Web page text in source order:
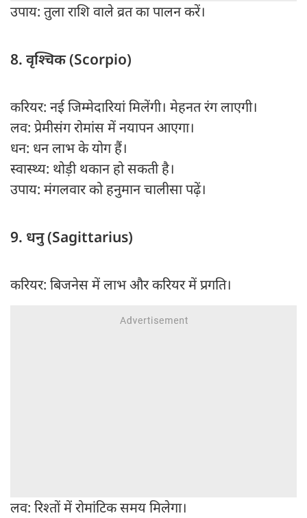
उपाय: तुला राशि वाले व्रत का पालन करें।
8. वृश्चिक (Scorpio)
करियर: नई जिम्मेदारियां मिलेंगी। मेहनत रंग लाएगी।
लव: प्रेमीसंग रोमांस में नयापन आएगा।
धन: धन लाभ के योग हैं।
स्वास्थ्य: थोड़ी थकान हो सकती है।
उपाय: मंगलवार को हनुमान चालीसा पढ़ें।
9. धनु (Sagittarius)
करियर: बिजनेस में लाभ और करियर में प्रगति।
लव: रिश्तों में रोमांटिक समय मिलेगा।